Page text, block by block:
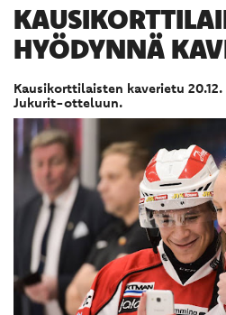
HYÖDYNNÄ
Kausikorttilaisten kaverietu
Jukurit-otteluun.